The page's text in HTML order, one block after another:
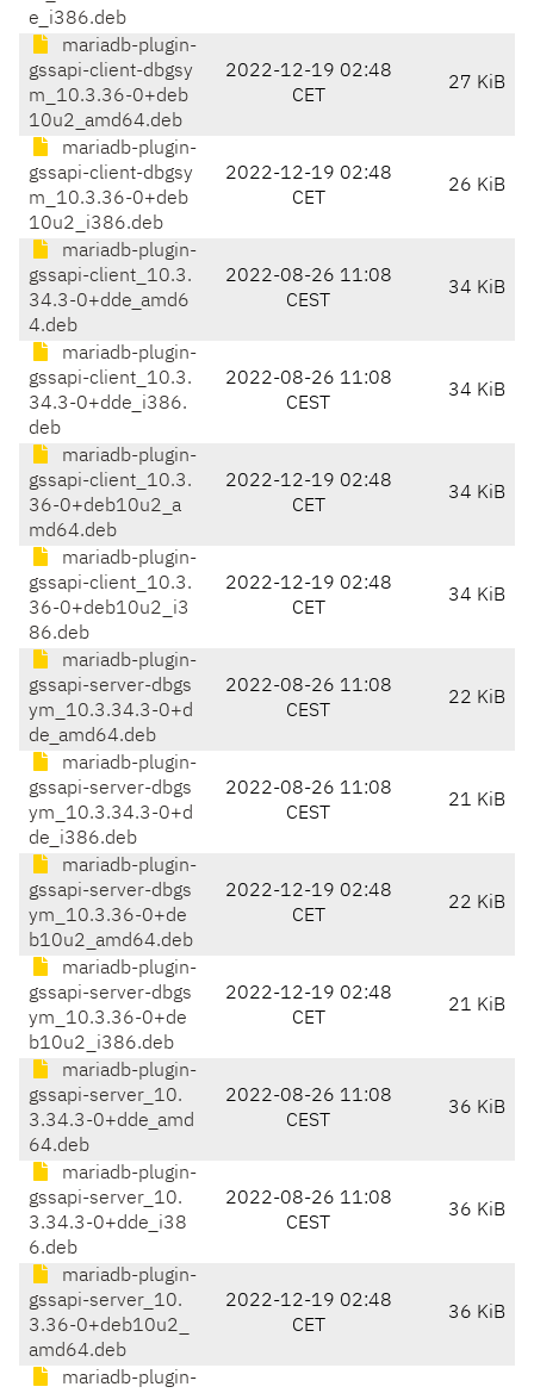
e_i386.deb
mariadb-plugin-
gssapi-client-dbgsy
m_10.3.36-0+deb
10u2_amd64.deb
2022-12-19 02:48
CET
27 KiB
mariadb-plugin-
gssapi-client-dbgsy
m_10.3.36-0+deb
10u2_i386.deb
2022-12-19 02:48
CET
26 KiB
mariadb-plugin-
gssapi-client_10.3.
34.3-0+dde_amd6
4.deb
2022-08-26 11:08
CEST
34 KiB
mariadb-plugin-
gssapi-client_10.3.
34.3-0+dde_i386.
deb
2022-08-26 11:08
CEST
34 KiB
mariadb-plugin-
gssapi-client_10.3.
36-0+deb10u2_a
md64.deb
2022-12-19 02:48
CET
34 KiB
mariadb-plugin-
gssapi-client_10.3.
36-0+deb10u2_i3
86.deb
2022-12-19 02:48
CET
34 KiB
mariadb-plugin-
gssapi-server-dbgs
ym_10.3.34.3-0+d
de_amd64.deb
2022-08-26 11:08
CEST
22 KiB
mariadb-plugin-
gssapi-server-dbgs
ym_10.3.34.3-0+d
de_i386.deb
2022-08-26 11:08
CEST
21 KiB
mariadb-plugin-
gssapi-server-dbgs
ym_10.3.36-0+de
b10u2_amd64.deb
2022-12-19 02:48
CET
22 KiB
mariadb-plugin-
gssapi-server-dbgs
ym_10.3.36-0+de
b10u2_i386.deb
2022-12-19 02:48
CET
21 KiB
mariadb-plugin-
gssapi-server_10.
3.34.3-0+dde_amd
64.deb
2022-08-26 11:08
CEST
36 KiB
mariadb-plugin-
gssapi-server_10.
3.34.3-0+dde_i38
6.deb
2022-08-26 11:08
CEST
36 KiB
mariadb-plugin-
gssapi-server_10.
3.36-0+deb10u2_
amd64.deb
2022-12-19 02:48
CET
36 KiB
mariadb-plugin-